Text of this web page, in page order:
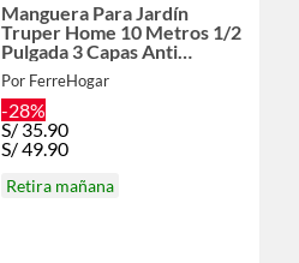
Manguera Para Jardín
Truper Home 10 Metros 1/2
Pulgada 3 Capas Anti
Torceduras
Por FerreHogar
-28%
S/35.90
S/49.90
Retira mañana